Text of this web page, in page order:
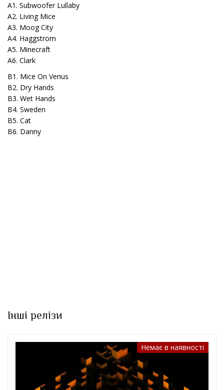
A1. Subwoofer Lullaby
A2. Living Mice
A3. Moog City
A4. Haggstrom
A5. Minecraft
A6. Clark
B1. Mice On Venus
B2. Dry Hands
B3. Wet Hands
B4. Sweden
B5. Cat
B6. Danny
Інші релізи
Немає в наявності